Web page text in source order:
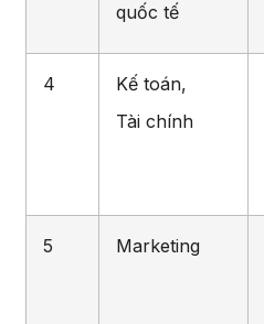
quốc tế
4
Kế toán,
Tài chính
5 Marketing